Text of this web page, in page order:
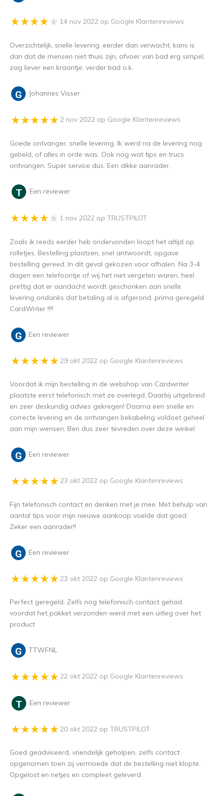
14 nov 2022 op Google Klantenreviews
Overzichtelijk, snelle levering, eerder dan verwacht, kans is
dan dat de mensen niet thuis zijn, afvoer van bad erg simpel,
zag liever een kraantje, verder bad o.k.
Johannes Visser
2 nov 2022 op Google Klantenreviews
Goede ontvanger, snelle levering. Ik werd na de levering nog
gebeld, of alles in orde was. Ook nog wat tips en trucs
ontvangen. Super service dus. Een dikke aanrader.
Een reviewer
1 nov 2022 op TRUSTPILOT
Zoals ik reeds eerder heb ondervonden loopt het altijd op
rolletjes. Bestelling plaatsen, snel antwoordt, opgave
bestelling gereed. In dit geval gekozen voor afhalen. Na 3-4
dagen een telefoontje of wij het niet vergeten waren, heel
prettig dat er aandacht wordt geschonken aan snelle
levering ondanks dat betaling al is afgerond. prima geregeld
CardWriter !!!!
Een reviewer
29 okt 2022 op Google Klantenreviews
Voordat ik mijn bestelling in de webshop van Cardwriter
plaatste eerst telefonisch met ze overlegd. Daarbij uitgebreid
en zeer deskundig advies gekregen! Daarna een snelle en
correcte levering en de ontvangen bekabeling voldoet geheel
aan mijn wensen. Ben dus zeer tevreden over deze winkel.
Een reviewer
23 okt 2022 op Google Klantenreviews
Fijn telefonisch contact en denken met je mee. Met behulp van
aantal tips voor mijn nieuwe aankoop voelde dat goed.
Zeker een aanrader!!
Een reviewer
23 okt 2022 op Google Klantenreviews
Perfect geregeld. Zelfs nog telefonisch contact gehad
voordat het pakket verzonden werd met een uitleg over het
product
TTWFNL
22 okt 2022 op Google Klantenreviews
Een reviewer
20 okt 2022 op TRUSTPILOT
Goed geadviseerd, vriendelijk geholpen, zelfs contact
opgenomen toen zij vermoede dat de bestelling niet klopte.
Opgelost en netjes en compleet geleverd.